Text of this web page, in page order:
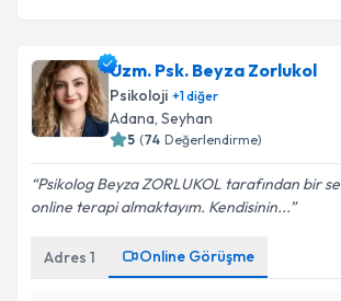
Uzm. Psk. Beyza Zorlukol
Psikoloji +1diğer
Adana, Seyhan
5 (74 Değerlendirme)
Psikolog Beyza ZORLUKOL tarafından bir
online terapi almaktayım. Kendisinin...
Adres 1 Online Görüşme